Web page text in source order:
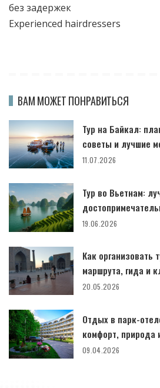
без задержек
Experienced hairdressers
ВАМ МОЖЕТ ПОНРАВИТЬСЯ
Тур на Байкал:
советы и лучшие
11.07.2026
Тур во Вьетнам:
19.06.2026
Как организовать
маршрута, гида и
20.05.2026
Отдых в парк-
комфорт, природа
09.04.2026